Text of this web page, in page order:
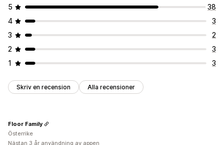
5
38
4
3
3
2
2
3
1
3
Skriv en recension Alla recensioner
Floor Family
Österrike
Nästan 3 år användning av appen